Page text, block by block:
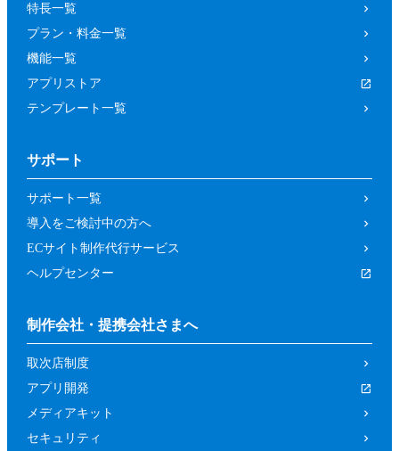
特長一覧
プラン・料金一覧
機能一覧
アプリストア
テンプレート一覧
サポート
サポート一覧
導入をご検討中の方へ
ECサイト制作代行サービス
ヘルプセンター
制作会社・提携会社さまへ
取次店制度
アプリ開発
メディアキット
セキュリティ